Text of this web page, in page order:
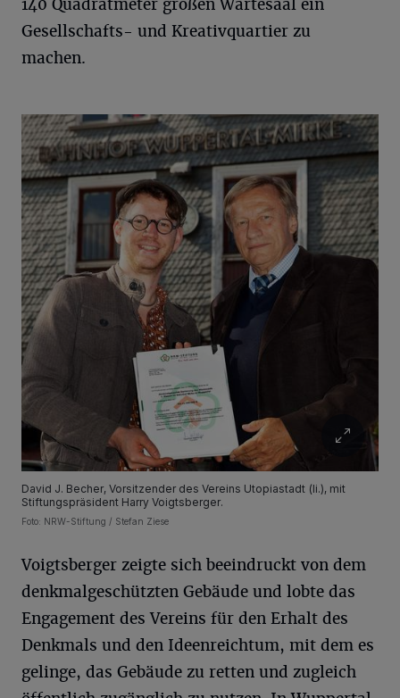
140 Quadratmeter großen Wartesaal ein
Gesellschafts- und Kreativquartier zu
machen.
David J. Becher, Vorsitzender des Vereins Utopiastadt (li.), mit
Stiftungspräsident Harry Voigtsberger.
Foto: NRW-Stiftung / Stefan Ziese
Voigtsberger zeigte sich beeindruckt von dem
denkmalgeschützten Gebäude und lobte das
Engagement des Vereins für den Erhalt des
Denkmals und den Ideenreichtum, mit dem es
gelinge, das Gebäude zu retten und zugleich